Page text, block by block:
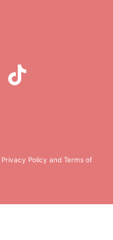
Privacy Policy and Terms of